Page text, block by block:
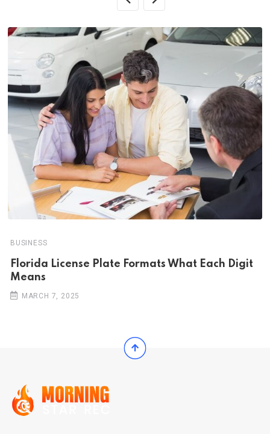
BUSINESS
Florida License Plate Formats What Each Digit
Means
MARCH 7, 2025